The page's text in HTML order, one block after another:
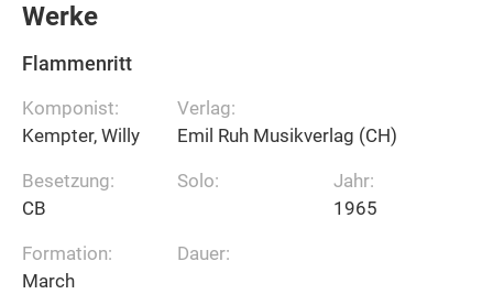
Werke
Flammenritt
Komponist:
Kempter, Willy
Besetzung:
CB
Formation:
March
Verlag:
Emil Ruh Musikverlag (CH)
Solo:
Dauer:
Jahr:
1965